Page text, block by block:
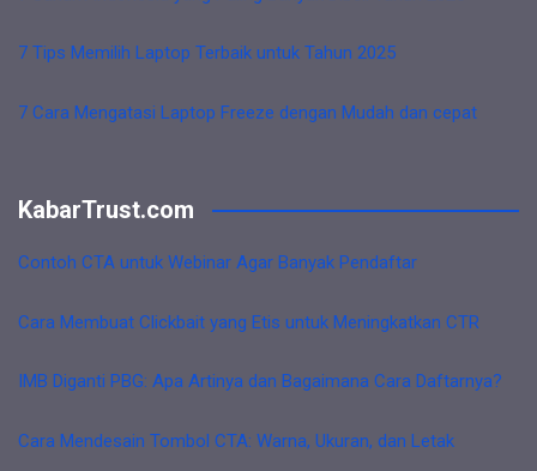
7 Tips Memilih Laptop Terbaik untuk Tahun 2025
7 Cara Mengatasi Laptop Freeze dengan Mudah dan cepat
KabarTrust.com
Contoh CTA untuk Webinar Agar Banyak Pendaftar
Cara Membuat Clickbait yang Etis untuk Meningkatkan CTR
IMB Diganti PBG: Apa Artinya dan Bagaimana Cara Daftarnya?
Cara Mendesain Tombol CTA: Warna, Ukuran, dan Letak